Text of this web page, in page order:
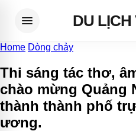
menu DU LỊCH
Home Dòng chảy
Thi sáng tác thơ,
chào mừng
thành thành phố
ương.